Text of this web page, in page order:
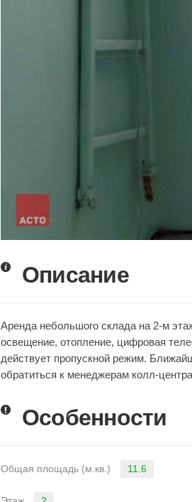
Описание
Аренда небольшого склада на 2-м
освещение, отопление, цифровая
действует пропускной режим.
обратиться к менеджерам колл-
Особенности
Общая площадь (м.кв.) 11.6